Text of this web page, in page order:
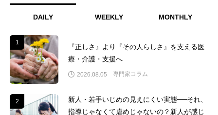
DAILY WEEKLY MONTHLY
1
『正しさ』より『その人らしさ』を支える医
療・介護・支援へ
2026.08.05 専門家コラム
2
新人・若手いじめの見えにくい実態──それ、
指導じゃなくて虐めじゃないの？新人が感じ